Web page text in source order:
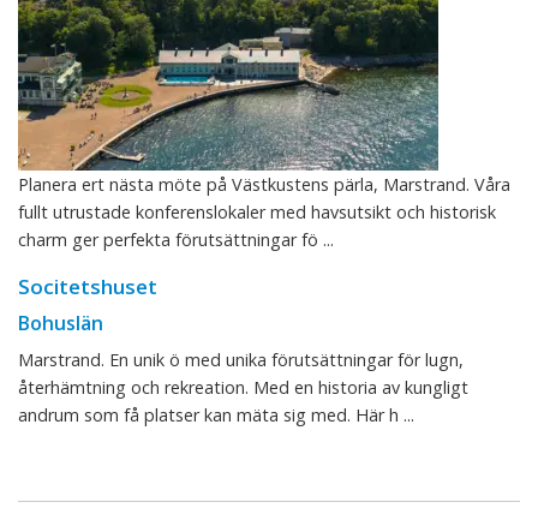
Planera ert nästa möte på Västkustens pärla, Marstrand. Våra
fullt utrustade konferenslokaler med havsutsikt och historisk
charm ger perfekta förutsättningar fö ...
Socitetshuset
Bohuslän
Marstrand. En unik ö med unika förutsättningar för lugn,
återhämtning och rekreation. Med en historia av kungligt
andrum som få platser kan mäta sig med. Här h ...